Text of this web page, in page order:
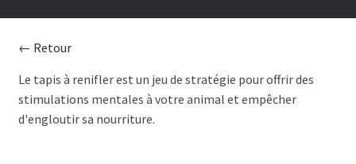
CHIENS
TOILETTAGE
← Retour
Le tapis à renifler est un jeu de stratégie pour offrir des
stimulations mentales à votre animal et empêcher
d'engloutir sa nourriture.